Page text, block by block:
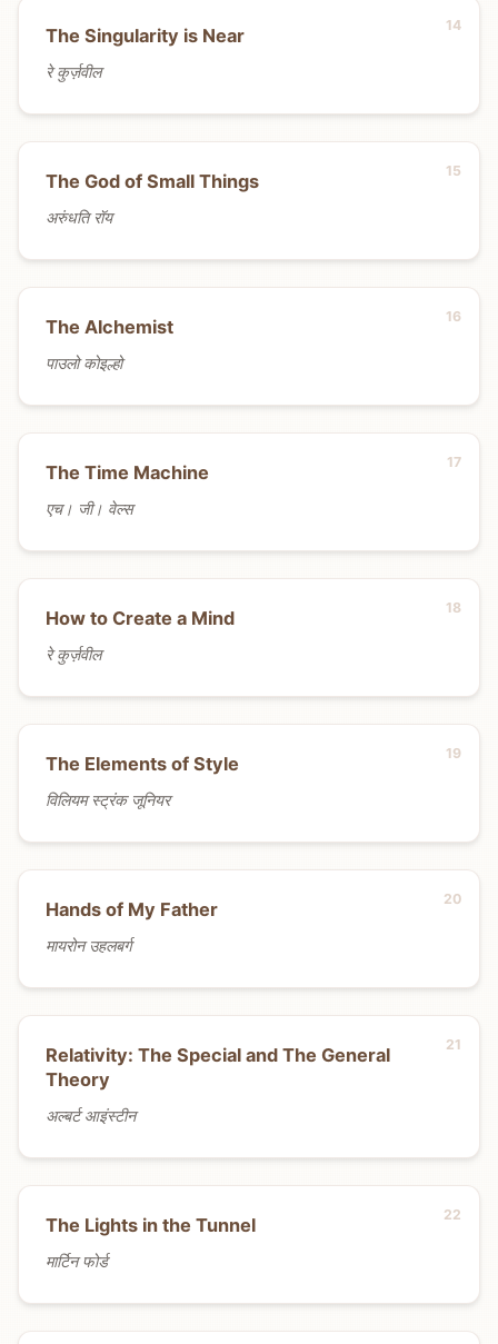
The Singularity is Near
रे कुर्ज़वील
The God of Small Things
अरुंधति रॉय
The Alchemist
पाउलो कोइल्हो
The Time Machine
एच। जी। वेल्स
How to Create a Mind
रे कुर्ज़वील
The Elements of Style
विलियम स्ट्रंक जूनियर
Hands of My Father
मायरोन उहलबर्ग
Relativity: The Special and The General
Theory
अल्बर्ट आइंस्टीन
The Lights in the Tunnel
मार्टिन फोर्ड